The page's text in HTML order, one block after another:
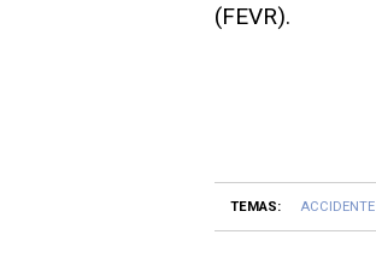
(FEVR).
TEMAS: ACCIDENTE